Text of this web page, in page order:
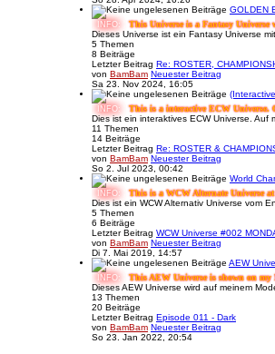
GOLDEN
INFO:
This Universe is a Fantasy Universe
Dieses Universe ist ein Fantasy Universe
5 Themen
8 Beiträge
Letzter Beitrag Re: ROSTER,
von BamBam Neuester Beitrag
Sa 23. Nov 2024, 16:05
INFO:
This is a interactive ECW
Dies ist ein interaktives ECW Universe.
11 Themen
14 Beiträge
Letzter Beitrag Re: ROSTER &
von BamBam Neuester Beitrag
So 2. Jul 2023, 00:42
World
INFO:
This is a WCW Alternate Universe
Dies ist ein WCW Alternativ Universe vom
5 Themen
6 Beiträge
Letzter Beitrag WCW Universe #002
von BamBam Neuester Beitrag
Di 7. Mai 2019, 14:57
AEW
INFO:
This AEW Universe is shown on
Dieses AEW Universe wird auf meinem
13 Themen
20 Beiträge
Letzter Beitrag Episode 011 - Dark
von BamBam Neuester Beitrag
So 23. Jan 2022, 20:54